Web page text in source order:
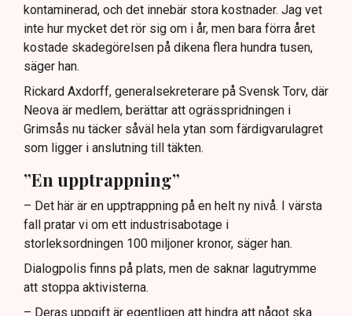
kontaminerad, och det innebär stora kostnader. Jag vet
inte hur mycket det rör sig om i år, men bara förra året
kostade skadegörelsen på dikena flera hundra tusen,
säger han.
Rickard Axdorff, generalsekreterare på Svensk Torv, där
Neova är medlem, berättar att ogrässpridningen i
Grimsås nu täcker såväl hela ytan som färdigvarulagret
som ligger i anslutning till täkten.
”En upptrappning”
– Det här är en upptrappning på en helt ny nivå. I värsta
fall pratar vi om ett industrisabotage i
storleksordningen 100 miljoner kronor, säger han.
Dialogpolis finns på plats, men de saknar lagutrymme
att stoppa aktivisterna.
– Deras uppgift är egentligen att hindra att något ska